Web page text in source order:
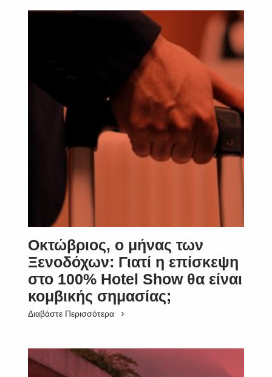
Οκτώβριος, ο μήνας των
Ξενοδόχων: Γιατί η επίσκεψη
στο 100% Hotel Show θα είναι
κομβικής σημασίας;
Διαβάστε Περισσότερα